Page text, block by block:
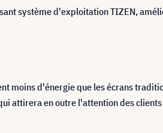
système d'exploitation TIZEN,
moins d'énergie que les écrans
attirera en outre l'attention des